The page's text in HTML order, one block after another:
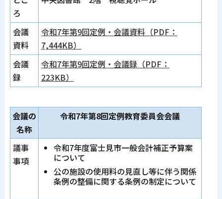
ろ
会議
資料
令和7年第9回定例・会議資料（PDF：
7,444KB）
会議
録
令和7年第9回定例・会議録（PDF：
223KB）
会議の
名称
令和7年第8回定例教育委員会会議
議事
事項
令和7年度富士見市一般会計補正予算案
について
公の施設の使用料の見直し等に伴う関係
条例の整備に関する条例の制定について